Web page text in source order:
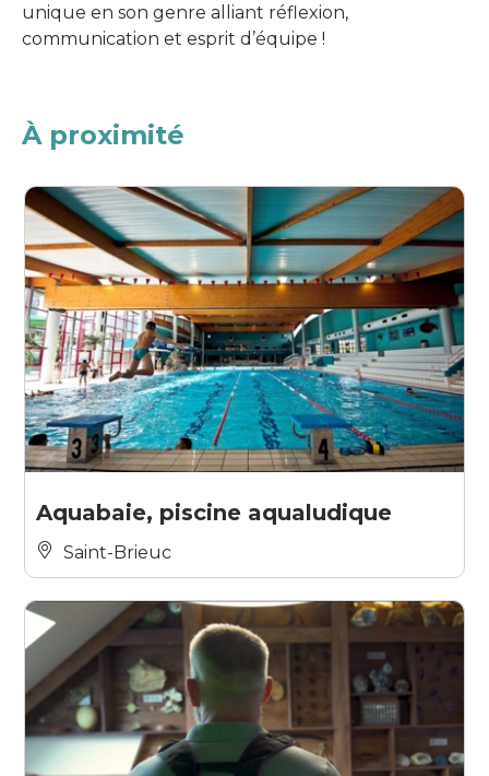
unique en son genre alliant réflexion,
communication et esprit d’équipe !
À proximité
Aquabaie, piscine aqualudique
Saint-Brieuc